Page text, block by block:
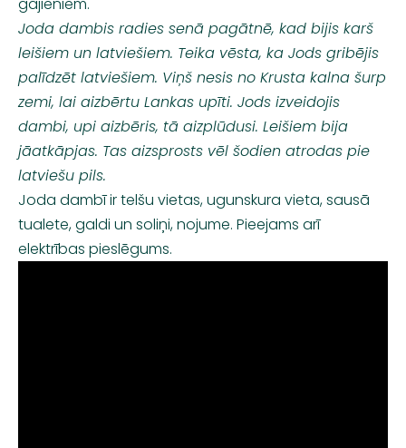
gājieniem.
Joda dambis radies senā pagātnē, kad bijis karš
leišiem un latviešiem. Teika vēsta, ka Jods gribējis
palīdzēt latviešiem. Viņš nesis no Krusta kalna šurp
zemi, lai aizbērtu Lankas upīti. Jods izveidojis
dambi, upi aizbēris, tā aizplūdusi. Leišiem bija
jāatkāpjas. Tas aizsprosts vēl šodien atrodas pie
latviešu pils.
Joda dambī ir telšu vietas, ugunskura vieta,sausā
tualete, galdi un soliņi, nojume. Pieejams arī
elektrības pieslēgums.